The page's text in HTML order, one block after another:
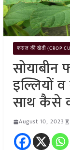
फसल की खेती (CROP
सोयाबीन
इल्लियों
साथ कैसे
August 10, 2023